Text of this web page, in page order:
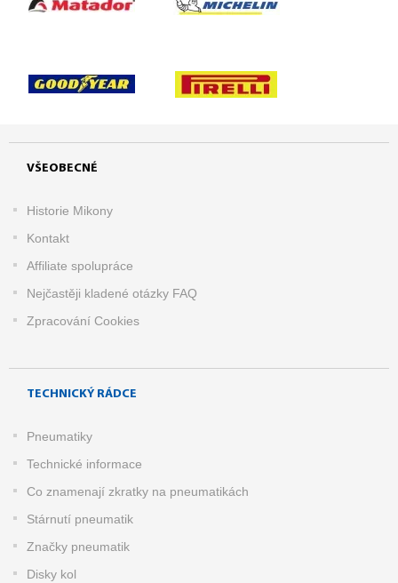
VŠEOBECNÉ
Historie Mikony
Kontakt
Affiliate spolupráce
Nejčastěji kladené otázky FAQ
Zpracování Cookies
TECHNICKÝ RÁDCE
Pneumatiky
Technické informace
Co znamenají zkratky na pneumatikách
Stárnutí pneumatik
Značky pneumatik
Disky kol